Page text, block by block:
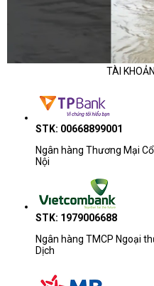
yên tĩnh)
Theo CDC Review Team,
inch cho trải nghiệm thực tế
mượt, build chắc, màu chuẩn,
So sánh nhanh – UltraWide
Model
Dell UltraSharp
Dell U3423WE (IPS
TÀI
STK: 00668899001
Ngân hàng Thương Mại
Nội
STK: 1979006688
Ngân hàng TMCP Ngoại
Dịch